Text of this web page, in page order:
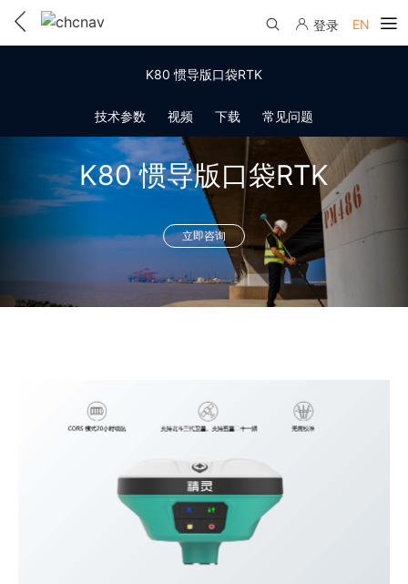
服务与支持
下载中心
教学视频
服务支持
线上自助寄修
联系我们
国内分支机构
国内授权经销
活动专区
商业道德与反腐败政策
登录 EN
K80 惯导版口袋RTK
技术参数 视频 下载 常见问题
K80 惯导版口袋RTK
立即咨询